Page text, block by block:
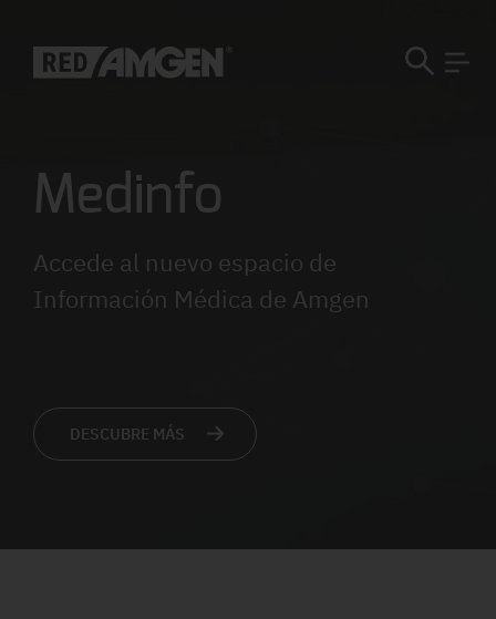
Medinfo
Accede al nuevo espacio de
Información Médica de Amgen
DESCUBRE MÁS